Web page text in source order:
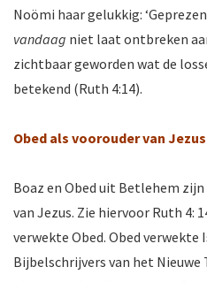
Noömi haar gelukkig:
vandaag niet laat ontbreken
zichtbaar geworden wat de
betekend (Ruth 4:14).
Obed als voorouder van Jezus
Boaz en Obed uit Betlehem zijn
van Jezus. Zie hiervoor Ruth 4:
verwekte Obed. Obed verwekte
Bijbelschrijvers van het